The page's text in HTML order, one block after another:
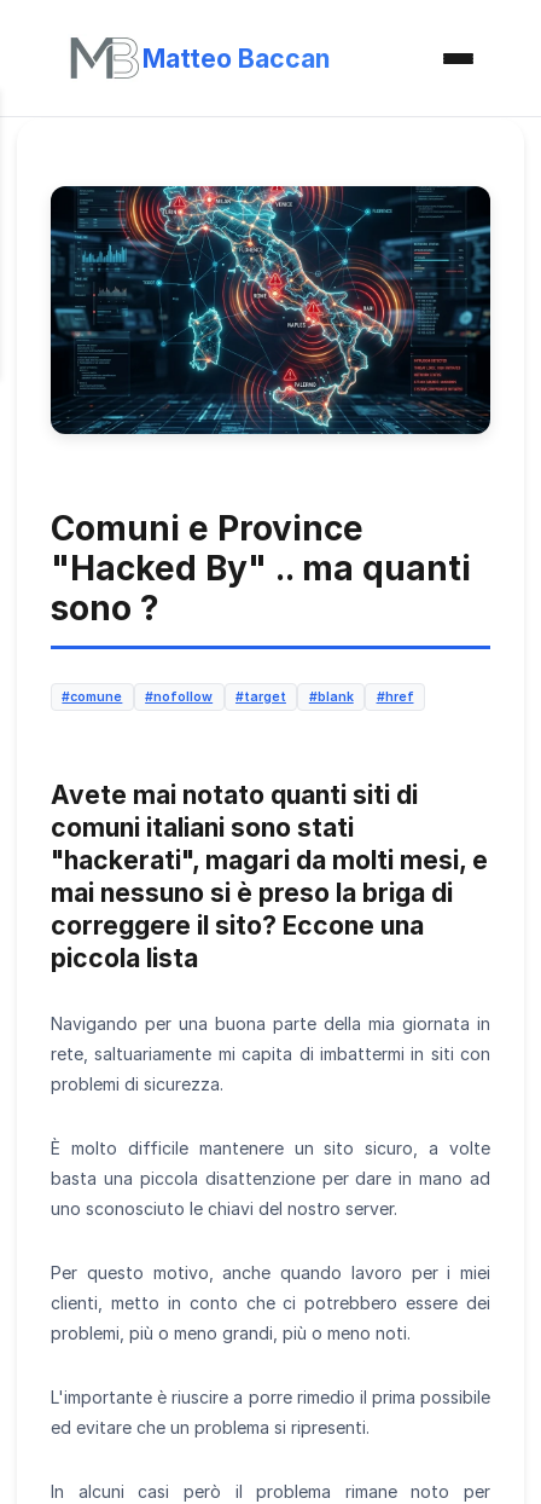
Matteo Baccan
Comuni e Province
"Hacked By" .. ma quanti
sono ?
#comune #nofollow #target #blank #href
Avete mai notato quanti siti di
comuni italiani sono stati
"hackerati", magari da molti mesi, e
mai nessuno si è preso la briga di
correggere il sito? Eccone una
piccola lista
Navigando per una buona parte della mia giornata in
rete, saltuariamente mi capita di imbattermi in siti con
problemi di sicurezza.
È molto difficile mantenere un sito sicuro, a volte
basta una piccola disattenzione per dare in mano ad
uno sconosciuto le chiavi del nostro server.
Per questo motivo, anche quando lavoro per i miei
clienti, metto in conto che ci potrebbero essere dei
problemi, più o meno grandi, più o meno noti.
L'importante è riuscire a porre rimedio il prima possibile
ed evitare che un problema si ripresenti.
In alcuni casi però il problema rimane noto per